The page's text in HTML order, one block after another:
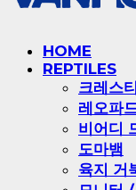
HOME
REPTILES
크레스
레오파
비어디
도마뱀
육지 거